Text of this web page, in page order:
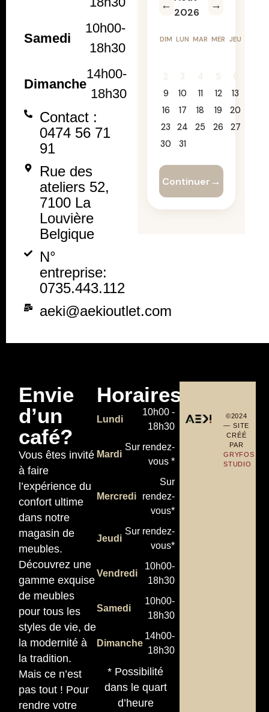
Samedi
10h00-
18h30
Dimanche
14h00-
18h30
Contact :
0474 56 71
91
Rue des
ateliers 52,
7100 La
Louvière
Belgique
N°
entreprise:
0735.443.112
aeki@aekioutlet.com
Envie
d’un
café?
Vous êtes invité
à faire
l’expérience du
confort ultime
dans notre
magasin de
meubles.
Découvrez une
gamme exquise
de meubles
pour tous les
styles de vie, de
la modernité à
la tradition.
Mais ce n’est
pas tout ! Pour
rendre votre
Horaires
Lundi
10h00 -
18h30
Mardi
Sur rendez-
vous *
Mercredi
Sur
rendez-
vous*
Jeudi
Sur rendez-
vous*
Vendredi
10h00-
18h30
Samedi
10h00-
18h30
Dimanche
14h00-
18h30
* Possibilité
dans le quart
d’heure
©2024
— SITE
CRÉÉ
PAR
GRYFOS
STUDIO